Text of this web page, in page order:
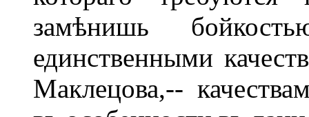
замѣнишь
единственными
Маклецова,--